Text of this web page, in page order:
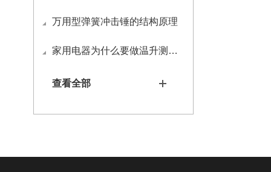
万用型弹簧冲击锤的结构原理
家用电器为什么要做温升测试？
查看全部